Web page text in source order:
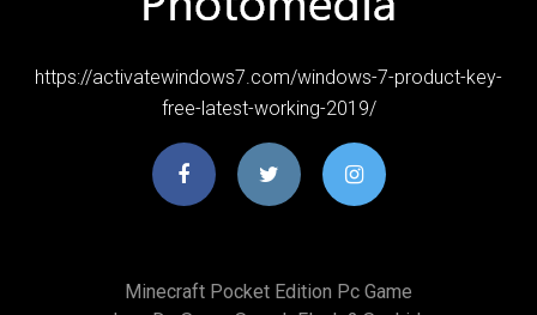
https://activatewindows7.com/windows-7-product-key-
free-latest-working-2019/
Minecraft Pocket Edition Pc Game